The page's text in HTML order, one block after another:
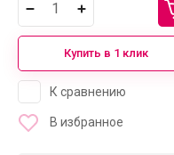
Купить в 1 клик
К сравнению
В избранное